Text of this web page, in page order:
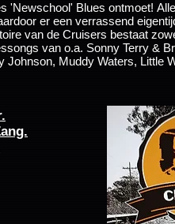
'Newschool' Blues ontmoet!
er een verrassend
van de Cruisers bestaat
van o.a. Sonny Terry &
Johnson, Muddy Waters, Little